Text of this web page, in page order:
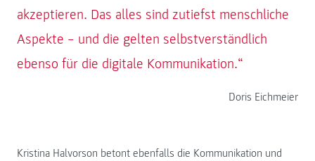
akzeptieren. Das alles sind zutiefst menschliche
Aspekte – und die gelten selbstverständlich
ebenso für die digitale Kommunikation.“
Doris Eichmeier
Kristina Halvorson betont ebenfalls die Kommunikation und